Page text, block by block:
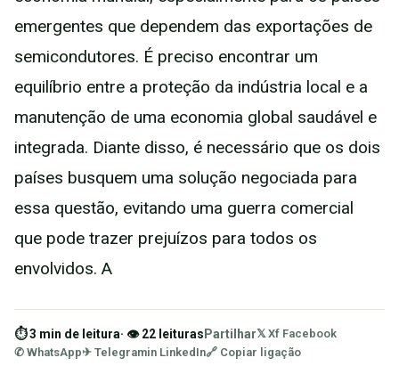
emergentes que dependem das exportações de
semicondutores. É preciso encontrar um
equilíbrio entre a proteção da indústria local e a
manutenção de uma economia global saudável e
integrada. Diante disso, é necessário que os dois
países busquem uma solução negociada para
essa questão, evitando uma guerra comercial
que pode trazer prejuízos para todos os
envolvidos. A
⏱ 3 min de leitura· 👁 22 leituras Partilhar𝕏 Xf Facebook
✆ WhatsApp✈ Telegramin LinkedIn🔗 Copiar ligação